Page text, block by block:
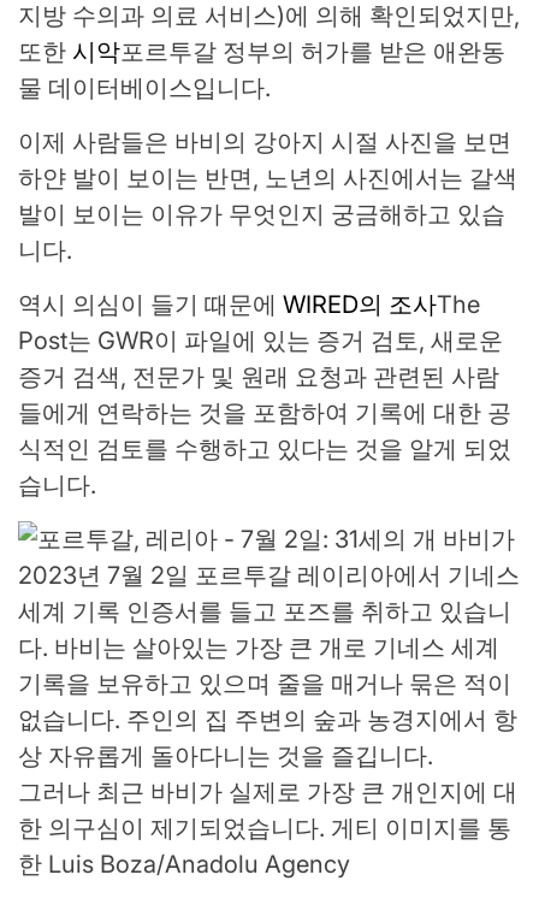
지방 수의과 의료 서비스)에 의해 확인되었지만,
또한 시악포르투갈 정부의 허가를 받은 애완동
물 데이터베이스입니다.
이제 사람들은 바비의 강아지 시절 사진을 보면
하얀 발이 보이는 반면, 노년의 사진에서는 갈색
발이 보이는 이유가 무엇인지 궁금해하고 있습
니다.
역시 의심이 들기 때문에 WIRED의 조사The
Post는 GWR이 파일에 있는 증거 검토, 새로운
증거 검색, 전문가 및 원래 요청과 관련된 사람
들에게 연락하는 것을 포함하여 기록에 대한 공
식적인 검토를 수행하고 있다는 것을 알게 되었
습니다.
그러나 최근 바비가 실제로 가장 큰 개인지에 대
한 의구심이 제기되었습니다. 게티 이미지를 통
한 Luis Boza/Anadolu Agency